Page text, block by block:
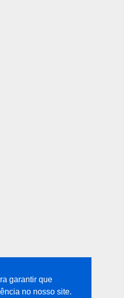
garantir que
no nosso site.